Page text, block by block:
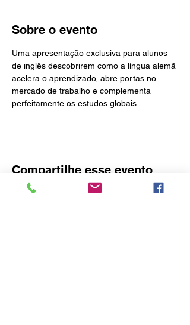
Sobre o evento
Uma apresentação exclusiva para alunos
de inglês descobrirem como a língua alemã
acelera o aprendizado, abre portas no
mercado de trabalho e complementa
perfeitamente os estudos globais.
Compartilhe esse evento